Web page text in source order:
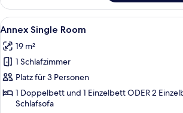
Beach
Triple
Room
Alle
Fotos
für
Annex
Single
Room
anzeigen
Ein
6
Annex Single Room
19 m²
1 Schlafzimmer
Platz für 3 Personen
1 Doppelbett und 1 Einzelbett ODER 2
Schlafsofa